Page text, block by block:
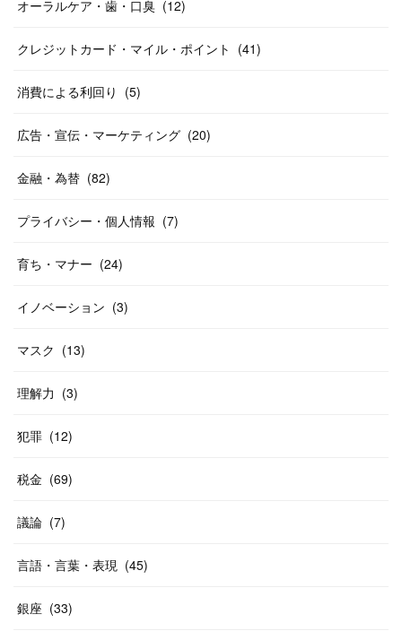
オーラルケア・歯・口臭 (12)
クレジットカード・マイル・ポイント (41)
消費による利回り (5)
広告・宣伝・マーケティング (20)
金融・為替 (82)
プライバシー・個人情報 (7)
育ち・マナー (24)
イノベーション (3)
マスク (13)
理解力 (3)
犯罪 (12)
税金 (69)
議論 (7)
言語・言葉・表現 (45)
銀座 (33)